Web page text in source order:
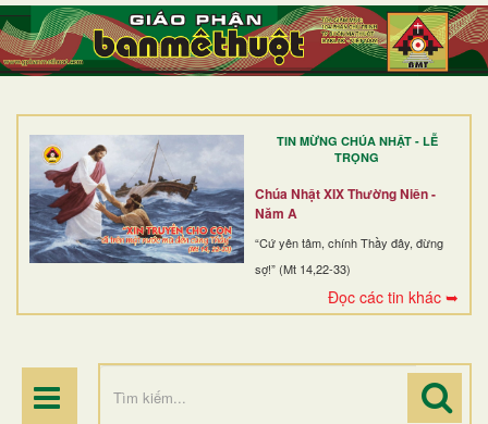
TIN MỪNG CHÚA NHẬT - LỄ
TRỌNG
Chúa Nhật XIX Thường Niên -
Năm A
“Cứ yên tâm, chính Thầy đây, đừng
sợ!” (Mt 14,22-33)
Đọc các tin khác ➥
TRANG NHẤT
GIỚI THIỆU
DÒNG TU
BAN MỤC VỤ
ĐOÀN THỂ CG
ĐIỂM HÀNH HƯƠNG